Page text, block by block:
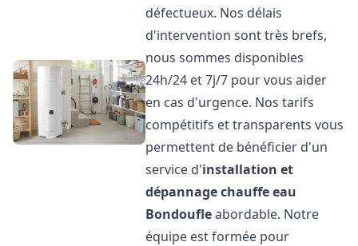
défectueux. Nos délais
d'intervention sont très brefs,
nous sommes disponibles
24h/24 et 7j/7 pour vous aider
en cas d'urgence. Nos tarifs
compétitifs et transparents vous
permettent de bénéficier d'un
service d'installation et
dépannage chauffe eau
Bondoufleabordable. Notre
équipe est formée pour